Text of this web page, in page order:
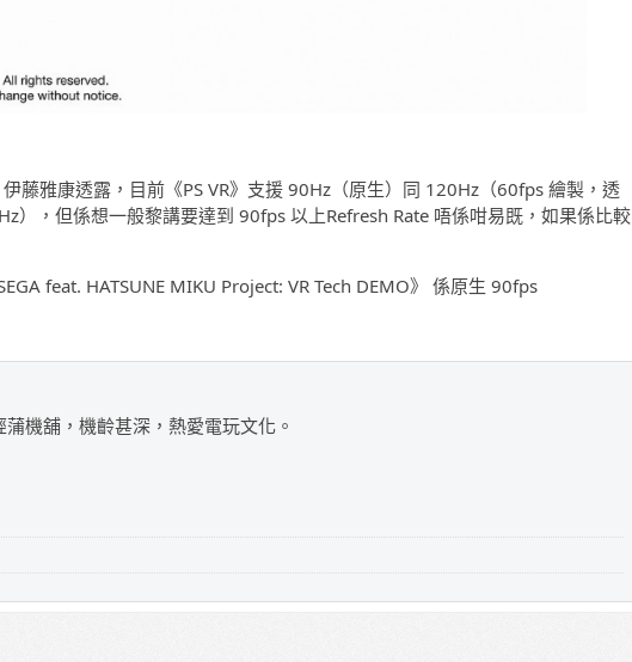
藤雅康透露，目前《PS VR》支援 90Hz（原生）同 120Hz（60fps 繪製，透
），但係想一般黎講要達到 90fps 以上Refresh Rate 唔係咁易既，如果係比較
feat. HATSUNE MIKU Project: VR Tech DEMO》 係原生 90fps
機舖，機齡甚深，熱愛電玩文化。